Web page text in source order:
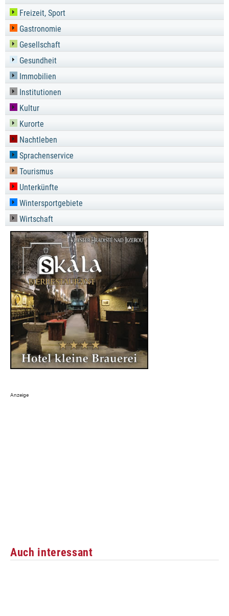
Freizeit, Sport
Gastronomie
Gesellschaft
Gesundheit
Immobilien
Institutionen
Kultur
Kurorte
Nachtleben
Sprachenservice
Tourismus
Unterkünfte
Wintersportgebiete
Wirtschaft
Auch interessant